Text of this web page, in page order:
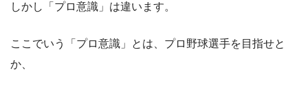
しかし「プロ意識」は違います。
ここでいう「プロ意識」とは、プロ野球選手を目指せと
か、